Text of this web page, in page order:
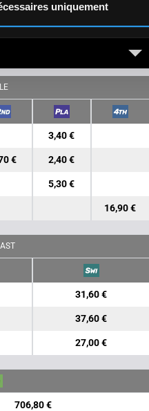
uniquement
3,40 €
€ 2,40 €
5,30 €
16,90 €
31,60 €
37,60 €
27,00 €
706,80 €